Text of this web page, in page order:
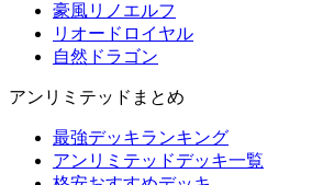
豪風リノエルフ
リオードロイヤル
自然ドラゴン
アンリミテッドまとめ
最強デッキランキング
アンリミテッドデッキ一覧